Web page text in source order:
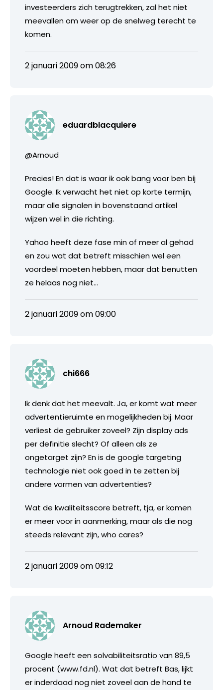
investeerders zich terugtrekken, zal het niet
meevallen om weer op de snelweg terecht te
komen.
2 januari 2009 om 08:26
eduardblacquiere
@Arnoud
Precies! En dat is waar ik ook bang voor ben bij
Google. Ik verwacht het niet op korte termijn,
maar alle signalen in bovenstaand artikel
wijzen wel in die richting.
Yahoo heeft deze fase min of meer al gehad
en zou wat dat betreft misschien wel een
voordeel moeten hebben, maar dat benutten
ze helaas nog niet…
2 januari 2009 om 09:00
chi666
Ik denk dat het meevalt. Ja, er komt wat meer
advertentieruimte en mogelijkheden bij. Maar
verliest de gebruiker zoveel? Zijn display ads
per definitie slecht? Of alleen als ze
ongetarget zijn? En is de google targeting
technologie niet ook goed in te zetten bij
andere vormen van advertenties?
Wat de kwaliteitsscore betreft, tja, er komen
er meer voor in aanmerking, maar als die nog
steeds relevant zijn, who cares?
2 januari 2009 om 09:12
Arnoud Rademaker
Google heeft een solvabiliteitsratio van 89,5
procent (www.fd.nl). Wat dat betreft Bas, lijkt
er inderdaad nog niet zoveel aan de hand te